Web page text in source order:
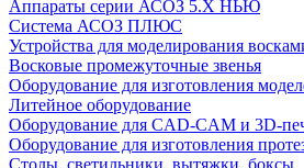
Аппараты серии АСОЗ 5.Х НЬЮ
Система АСОЗ ПЛЮС
Устройства для моделирования
Восковые промежуточные звенья
Оборудование для изготовления
Литейное оборудование
Оборудование для CAD-CAM и 3D-
Оборудование для изготовления
Cтолы, светильники, вытяжки, боксы